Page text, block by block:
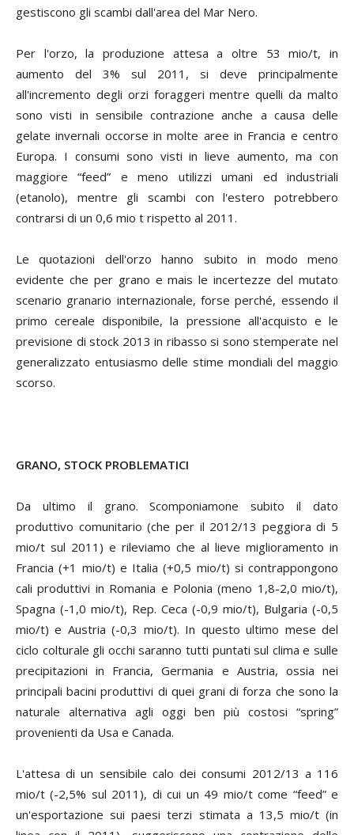
gestiscono gli scambi dall'area del Mar Nero.
Per l'orzo, la produzione attesa a oltre 53 mio/t, in
aumento del 3% sul 2011, si deve principalmente
all'incremento degli orzi foraggeri mentre quelli da malto
sono visti in sensibile contrazione anche a causa delle
gelate invernali occorse in molte aree in Francia e centro
Europa. I consumi sono visti in lieve aumento, ma con
maggiore “feed” e meno utilizzi umani ed industriali
(etanolo), mentre gli scambi con l'estero potrebbero
contrarsi di un 0,6 mio t rispetto al 2011.
Le quotazioni dell'orzo hanno subito in modo meno
evidente che per grano e mais le incertezze del mutato
scenario granario internazionale, forse perché, essendo il
primo cereale disponibile, la pressione all'acquisto e le
previsione di stock 2013 in ribasso si sono stemperate nel
generalizzato entusiasmo delle stime mondiali del maggio
scorso.
GRANO, STOCK PROBLEMATICI
Da ultimo il grano. Scomponiamone subito il dato
produttivo comunitario (che per il 2012/13 peggiora di 5
mio/t sul 2011) e rileviamo che al lieve miglioramento in
Francia (+1 mio/t) e Italia (+0,5 mio/t) si contrappongono
cali produttivi in Romania e Polonia (meno 1,8-2,0 mio/t),
Spagna (-1,0 mio/t), Rep. Ceca (-0,9 mio/t), Bulgaria (-0,5
mio/t) e Austria (-0,3 mio/t). In questo ultimo mese del
ciclo colturale gli occhi saranno tutti puntati sul clima e sulle
precipitazioni in Francia, Germania e Austria, ossia nei
principali bacini produttivi di quei grani di forza che sono la
naturale alternativa agli oggi ben più costosi “spring”
provenienti da Usa e Canada.
L'attesa di un sensibile calo dei consumi 2012/13 a 116
mio/t (-2,5% sul 2011), di cui un 49 mio/t come “feed” e
un'esportazione sui paesi terzi stimata a 13,5 mio/t (in